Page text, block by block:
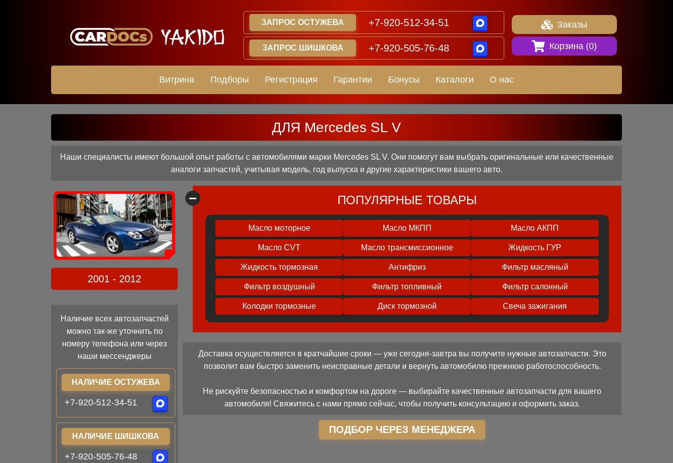
ЗАПРОС ОСТУЖЕВА +7-920-512-34-51
ЗАПРОС ШИШКОВА +7-920-505-76-48
Заказы
Корзина (0)
Витрина Подборы Регистрация Гарантии Бонусы Каталоги О нас
ДЛЯ Mercedes SL V
Наши специалисты имеют большой опыт работы с автомобилями марки Mercedes SL V. Они помогут вам выбрать оригинальные или качественные
аналоги запчастей, учитывая модель, год выпуска и другие характеристики вашего авто.
2001 - 2012
Наличие всех автозапчастей
можно так-же уточнить по
номеру телефона или через
наши мессенджеры
НАЛИЧИЕ ОСТУЖЕВА
+7-920-512-34-51
НАЛИЧИЕ ШИШКОВА
+7-920-505-76-48
ПОПУЛЯРНЫЕ ТОВАРЫ
Масло моторное Масло МКПП Масло АКПП
Масло CVT Масло трансмиссионное Жидкость ГУР
Жидкость тормозная Антифриз Фильтр масляный
Фильтр воздушный Фильтр топливный Фильтр салонный
Колодки тормозные Диск тормозной Свеча зажигания
Доставка осуществляется в кратчайшие сроки — уже сегодня-завтра вы получите нужные автозапчасти. Это
позволит вам быстро заменить неисправные детали и вернуть автомобилю прежнюю работоспособность.
Не рискуйте безопасностью и комфортом на дороге — выбирайте качественные автозапчасти для вашего
автомобиля! Свяжитесь с нами прямо сейчас, чтобы получить консультацию и оформить заказ.
ПОДБОР ЧЕРЕЗ МЕНЕДЖЕРА